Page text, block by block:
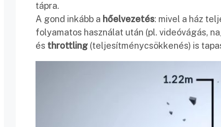
tápra.
A gond inkább a hőelvezetés: mivel a ház
folyamatos használat után (pl. videóvágás,
és throttling (teljesítménycsökkenés) is